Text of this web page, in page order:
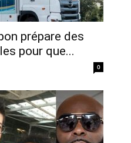
prépare des
pour que...
0